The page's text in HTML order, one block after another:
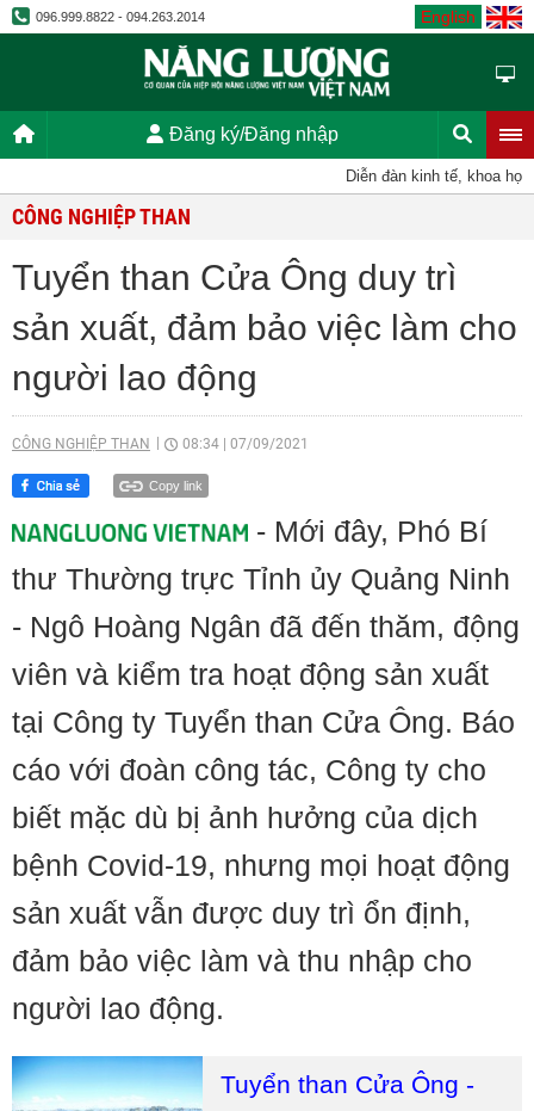
096.999.8822 - 094.263.2014 English
Đăng ký/Đăng nhập
Diễn đàn kinh tế, khoa học,
CÔNG NGHIỆP THAN
Tuyển than Cửa Ông duy trì
sản xuất, đảm bảo việc làm cho
người lao động
CÔNG NGHIỆP THAN 08:34 07/09/2021
Copy link
- Mới đây, Phó Bí
thư Thường trực Tỉnh ủy Quảng Ninh
- Ngô Hoàng Ngân đã đến thăm, động
viên và kiểm tra hoạt động sản xuất
tại Công ty Tuyển than Cửa Ông. Báo
cáo với đoàn công tác, Công ty cho
biết mặc dù bị ảnh hưởng của dịch
bệnh Covid-19, nhưng mọi hoạt động
sản xuất vẫn được duy trì ổn định,
đảm bảo việc làm và thu nhập cho
người lao động.
Tuyển than Cửa Ông -